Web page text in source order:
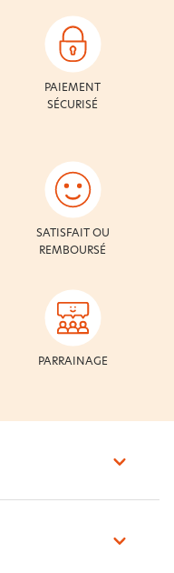
PAIEMENT
SÉCURISÉ
SATISFAIT OU
REMBOURSÉ
PARRAINAGE